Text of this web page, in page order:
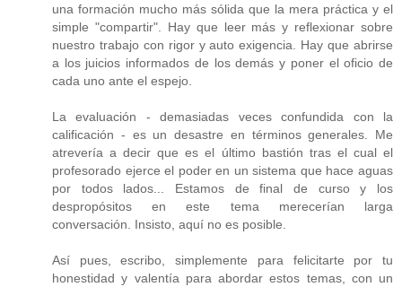
una formación mucho más sólida que la mera práctica y el
simple "compartir". Hay que leer más y reflexionar sobre
nuestro trabajo con rigor y auto exigencia. Hay que abrirse
a los juicios informados de los demás y poner el oficio de
cada uno ante el espejo.
La evaluación - demasiadas veces confundida con la
calificación - es un desastre en términos generales. Me
atrevería a decir que es el último bastión tras el cual el
profesorado ejerce el poder en un sistema que hace aguas
por todos lados... Estamos de final de curso y los
despropósitos en este tema merecerían larga
conversación. Insisto, aquí no es posible.
Así pues, escribo, simplemente para felicitarte por tu
honestidad y valentía para abordar estos temas, con un